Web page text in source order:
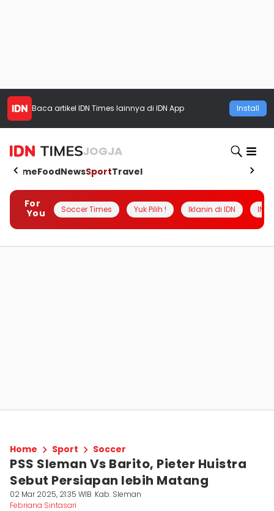
Baca artikel IDN Times lainnya di IDN App Install
JOGJA
HomeFoodNewsSportTravel
For
You
Soccer Times Yuk Pilih ! Iklanin di IDN
Home Sport Soccer
PSS Sleman Vs Barito, Pieter Huistra
Sebut Persiapan lebih Matang
02 Mar 2025, 21:35 WIB Kab. Sleman
Febriana Sintasari